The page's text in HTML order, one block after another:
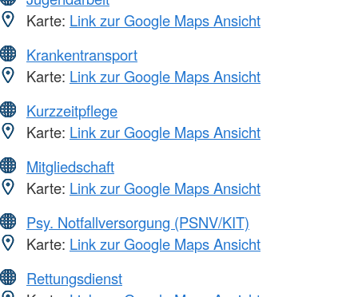
Karte: Link zur Google Maps Ansicht
Krankentransport
Karte: Link zur Google Maps Ansicht
Kurzzeitpflege
Karte: Link zur Google Maps Ansicht
Mitgliedschaft
Karte: Link zur Google Maps Ansicht
Psy. Notfallversorgung (PSNV/KIT)
Karte: Link zur Google Maps Ansicht
Rettungsdienst